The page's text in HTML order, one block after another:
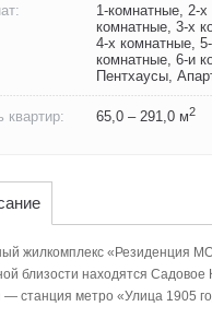
1-комнатные, 2-х
комнатные, 3-х
4-х комнатные,
комнатные, 6-и
Пентхаусы,
65,0 – 291,0 м2
жилкомплекс «Резиденция
близости находятся Садовое
станция метро «Улица 1905